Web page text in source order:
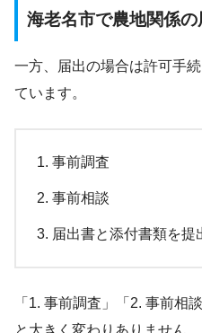
海老名市で農地関係
一方、届出の場合は許可手
ています。
事前調査
事前相談
届出書と添付書類を提
「1. 事前調査」「2. 事前相
と大きく変わりありません。